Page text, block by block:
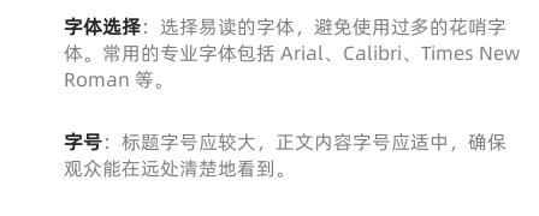
字体选择：选择易读的字体，避免使用过多的花哨字
体。常用的专业字体包括 Arial、Calibri、Times New
Roman 等。
字号：标题字号应较大，正文内容字号应适中，确保
观众能在远处清楚地看到。